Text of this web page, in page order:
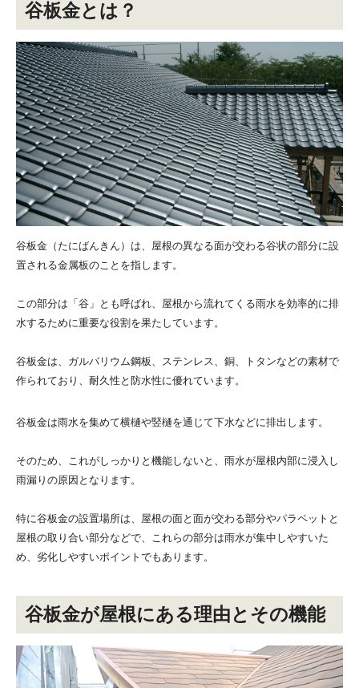
谷板金とは？
谷板金（たにばんきん）は、屋根の異なる面が交わる谷状の部分に設
置される金属板のことを指します。
この部分は「谷」とも呼ばれ、屋根から流れてくる雨水を効率的に排
水するために重要な役割を果たしています。
谷板金は、ガルバリウム鋼板、ステンレス、銅、トタンなどの素材で
作られており、耐久性と防水性に優れています。
谷板金は雨水を集めて横樋や竪樋を通じて下水などに排出します。
そのため、これがしっかりと機能しないと、雨水が屋根内部に浸入し
雨漏りの原因となります。
特に谷板金の設置場所は、屋根の面と面が交わる部分やパラペットと
屋根の取り合い部分などで、これらの部分は雨水が集中しやすいた
め、劣化しやすいポイントでもあります。
谷板金が屋根にある理由とその機能